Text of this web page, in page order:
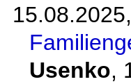
Usenko,